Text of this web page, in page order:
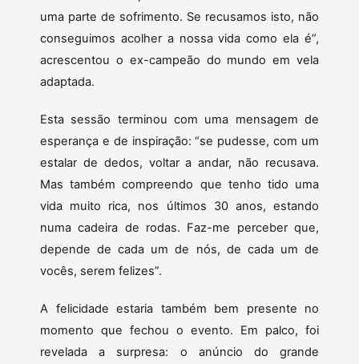
uma parte de sofrimento. Se recusamos isto, não
conseguimos acolher a nossa vida como ela é”,
acrescentou o ex-campeão do mundo em vela
adaptada.
Esta sessão terminou com uma mensagem de
esperança e de inspiração: “se pudesse, com um
estalar de dedos, voltar a andar, não recusava.
Mas também compreendo que tenho tido uma
vida muito rica, nos últimos 30 anos, estando
numa cadeira de rodas. Faz-me perceber que,
depende de cada um de nós, de cada um de
vocês, serem felizes”.
A felicidade estaria também bem presente no
momento que fechou o evento. Em palco, foi
revelada a surpresa: o anúncio do grande